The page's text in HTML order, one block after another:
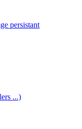
persistant
...)